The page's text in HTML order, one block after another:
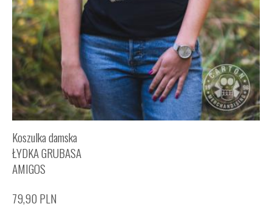
Koszulka damska
ŁYDKA GRUBASA
AMIGOS
79,90 PLN